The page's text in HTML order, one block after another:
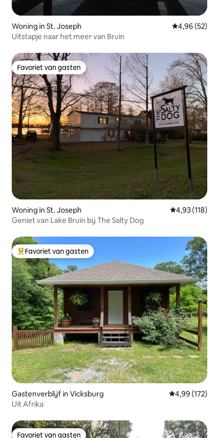
Woning in St. Joseph Gemiddelde
4,96 (52)
Uitstapje naar het meer van Bruin
Favoriet van gasten
Favoriet van gasten
Woning in St. Joseph Gemiddelde
4,93 (118)
Geniet van Lake Bruin bij The Salty Dog
Topfavoriet van gasten
Favoriet van gasten
Gastenverblijf in Vicksburg Gemiddelde
4,99 (172)
Uit Afrika
Favoriet van gasten